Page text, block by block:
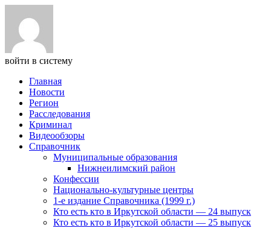
войти в систему
Главная
Новости
Регион
Расследования
Криминал
Видеообзоры
Справочник
Муниципальные образования
Нижнеилимский район
Конфессии
Национально-культурные центры
1-е издание Справочника (1999 г.)
Кто есть кто в Иркутской области — 24 выпуск
Кто есть кто в Иркутской области — 25 выпуск